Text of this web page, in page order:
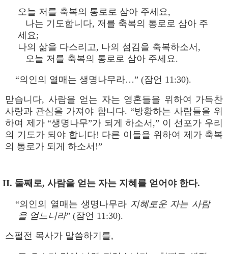
오늘 저를 축복의 통로로 삼아 주세요,
나는 기도합니다, 저를 축복의 통로로 삼아 주
세요;
나의 삶을 다스리고, 나의 섬김을 축복하소서,
오늘 저를 축복의 통로로 삼아 주세요.
“의인의 열매는 생명나무라…” (잠언 11:30).
맏습니다, 사람을 얻는 자는 영혼들을 위하여 가득찬
사랑과 관심을 가져야 합니다. “방황하는 사람들을 위
하여 제가 “생명나무”가 되게 하소서,” 이 선포가 우리
의 기도가 되야 합니다! 다른 이들을 위하여 제가 축복
의 통로가 되게 하소서!”
II. 둘째로, 사람을 얻는 자는 지혜를 얻어야 한다.
“의인의 열매는 생명나무라 지혜로운 자는 사람
을 얻느니라” (잠언 11:30).
스펄전 목사가 말씀하기를,